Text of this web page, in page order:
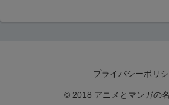
プライバシーポリ
© 2018 アニメとマンガの名